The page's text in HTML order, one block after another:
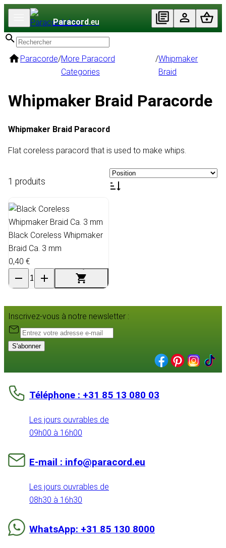
Paracord.eu
Paracorde/More Paracord
Categories
/Whipmaker
Braid
Whipmaker Braid Paracorde
Whipmaker Braid Paracord
Flat coreless paracord that is used to make whips.
1 produits
Black Coreless Whipmaker
Braid Ca. 3 mm
0,40 €
Inscrivez-vous à notre newsletter :
S'abonner
Téléphone : +31 85 13 080 03
Les jours ouvrables de
09h00 à 16h00
E-mail : info@paracord.eu
Les jours ouvrables de
08h30 à 16h30
WhatsApp: +31 85 130 8000